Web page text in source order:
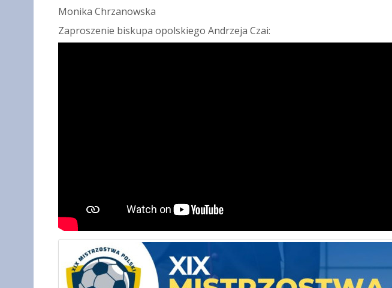
Monika Chrzanowska
Zaproszenie biskupa opolskiego Andrzeja Czai: